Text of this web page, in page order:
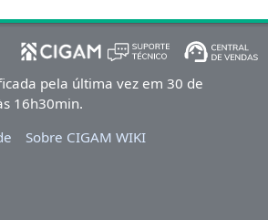
pela última vez em 30 de
16h30min.
Sobre CIGAM WIKI